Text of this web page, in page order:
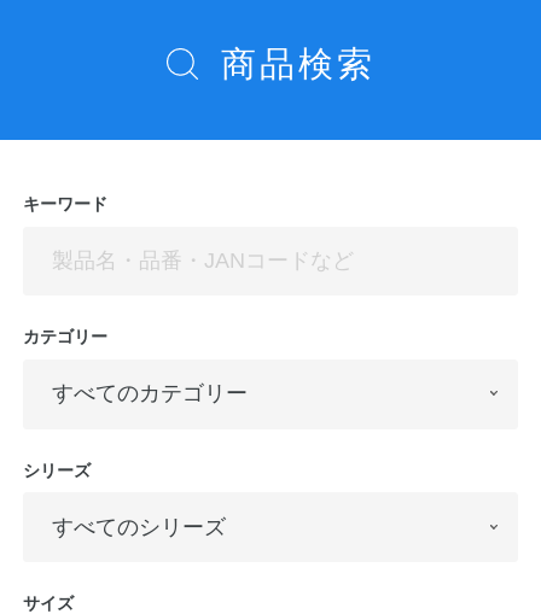
商品検索
キーワード
カテゴリー
シリーズ
サイズ